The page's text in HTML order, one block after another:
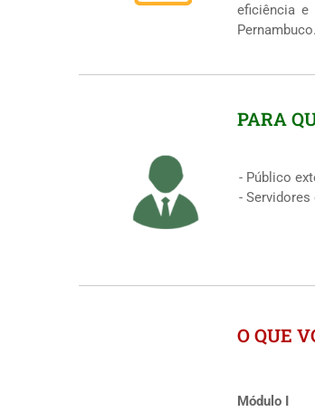
eficiência e
Pernambuco.
PARA
- Público
-
O QUE
Módulo I